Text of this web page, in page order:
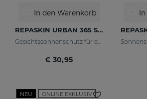
In den Warenkorb
REPASKIN URBAN 365 Sensitive LSF50+
Gesichtssonnenschutz für empfindliche Haut
€ 30,95
NEU ONLINE EXKLUSIV